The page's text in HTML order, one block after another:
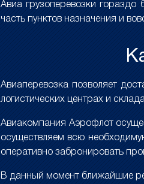
Авиа грузоперевозки
часть пунктов назначения и
Авиаперевозка позволяет
логистических центрах и
Авиакомпания Аэрофлот
осуществляем всю
оперативно забронировать
В данный момент ближайшие